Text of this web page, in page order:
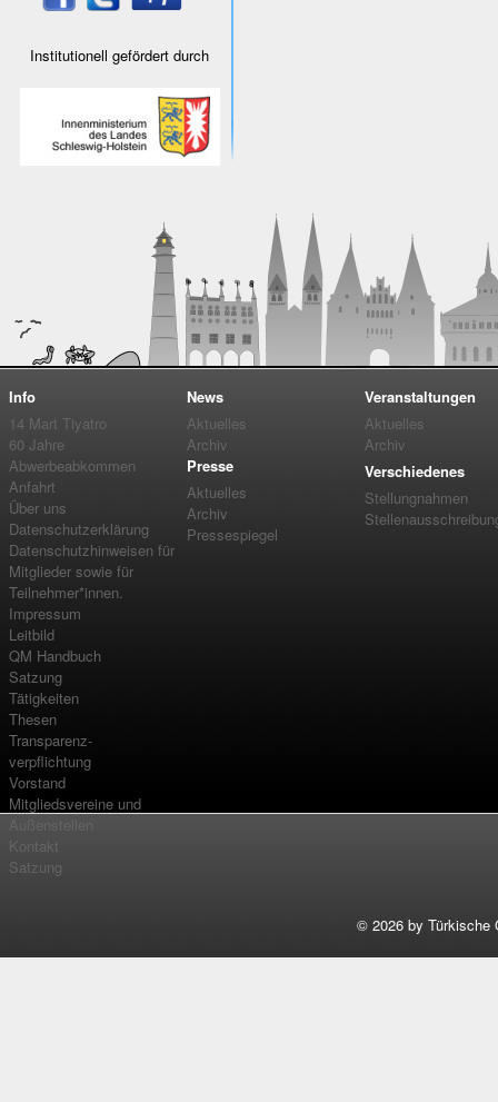
Institutionell gefördert durch
Info
14 Mart Tiyatro
60 Jahre
Abwerbeabkommen
Anfahrt
Über uns
Datenschutzerklärung
Datenschutzhinweisen für
Mitglieder sowie für
Teilnehmer*innen.
Impressum
Leitbild
QM Handbuch
Satzung
Tätigkeiten
Thesen
Transparenz-
verpflichtung
Vorstand
Mitgliedsvereine und
Außenstellen
Kontakt
Satzung
News
Aktuelles
Archiv
Presse
Aktuelles
Archiv
Pressespiegel
Veranstaltungen
Aktuelles
Archiv
Verschiedenes
Stellungnahmen
© 2026 by Türkische